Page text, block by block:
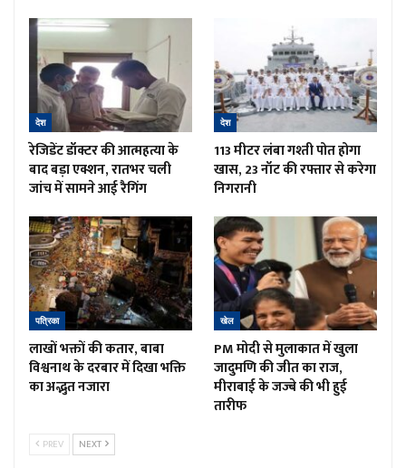
देश
रेजिडेंट डॉक्टर की आत्महत्या के
बाद बड़ा एक्शन, रातभर चली
जांच में सामने आई रैगिंग
देश
113 मीटर लंबा गश्ती पोत होगा
खास, 23 नॉट की रफ्तार से करेगा
निगरानी
पत्रिका
लाखों भक्तों की कतार, बाबा
विश्वनाथ के दरबार में दिखा भक्ति
का अद्भुत नजारा
खेल
PM मोदी से मुलाकात में खुला
जादुमणि की जीत का राज,
मीराबाई के जज्बे की भी हुई
तारीफ
PREV NEXT